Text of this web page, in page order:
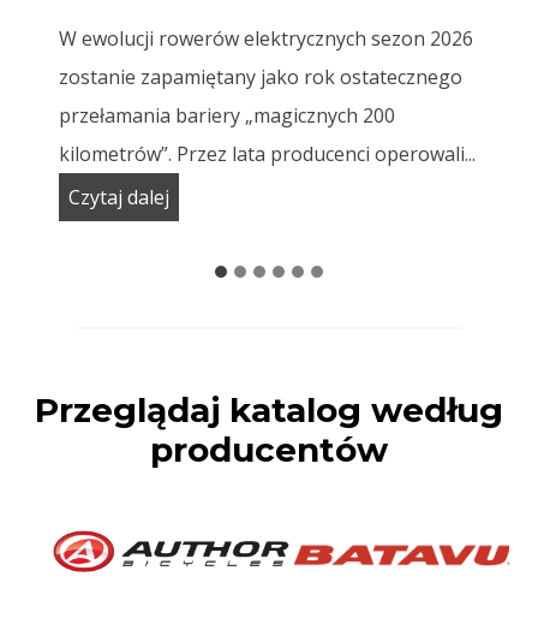
W sezonie 2026 wyścig zbrojeń wśród
producentów jednostek napędowych wszedł w
fazę krytyczną. Przez lata standardem w
segmencie High-Performance było...
Czytaj dalej
ę
ż
i
Przeglądaj katalog według
producentów